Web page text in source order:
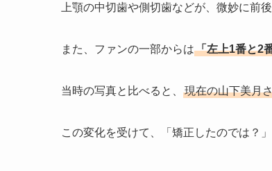
上顎の中切歯や側切歯などが、微妙に前
また、ファンの一部からは「左上1番と2
当時の写真と比べると、 現在の山下美月
この変化を受けて、「矯正したのでは？